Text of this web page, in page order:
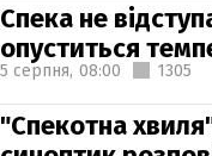
Спека не
опуститься
5 серпня, 08:00 1305
"Спекотна